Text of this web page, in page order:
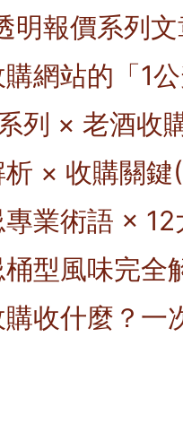
明報價系列
網站的「1
列 × 老酒收
× 收購關鍵
專業術語 ×
桶型風味完全
收什麼？一